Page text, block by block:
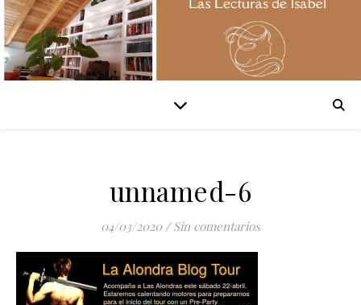
unnamed-6
04/03/2020 / Sin comentarios